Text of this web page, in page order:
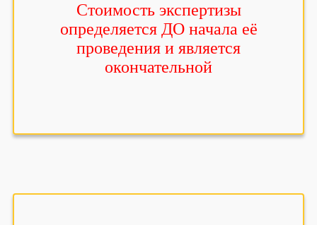
Стоимость экспертизы
определяется ДО начала её
проведения и является
окончательной